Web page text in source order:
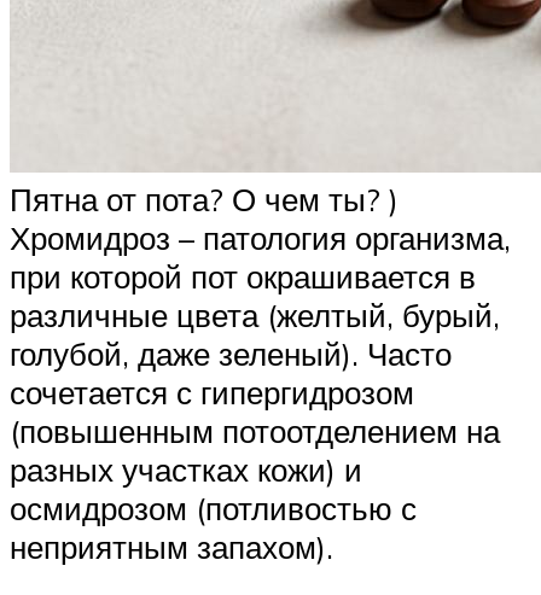
Пятна от пота? О чем ты? )
Хромидроз – патология организма,
при которой пот окрашивается в
различные цвета (желтый, бурый,
голубой, даже зеленый). Часто
сочетается с гипергидрозом
(повышенным потоотделением на
разных участках кожи) и
осмидрозом (потливостью с
неприятным запахом).